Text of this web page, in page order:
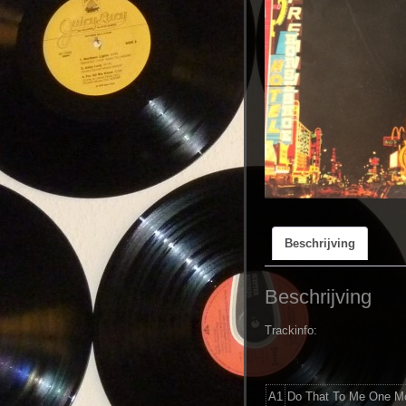
Beschrijving
Beschrijving
Trackinfo:
A1 Do That To Me One